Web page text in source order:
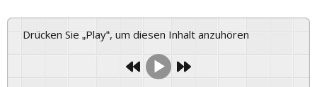
Drücken Sie „Play“, um diesen Inhalt anzuhören